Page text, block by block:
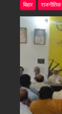
बिहार राजनीतिक